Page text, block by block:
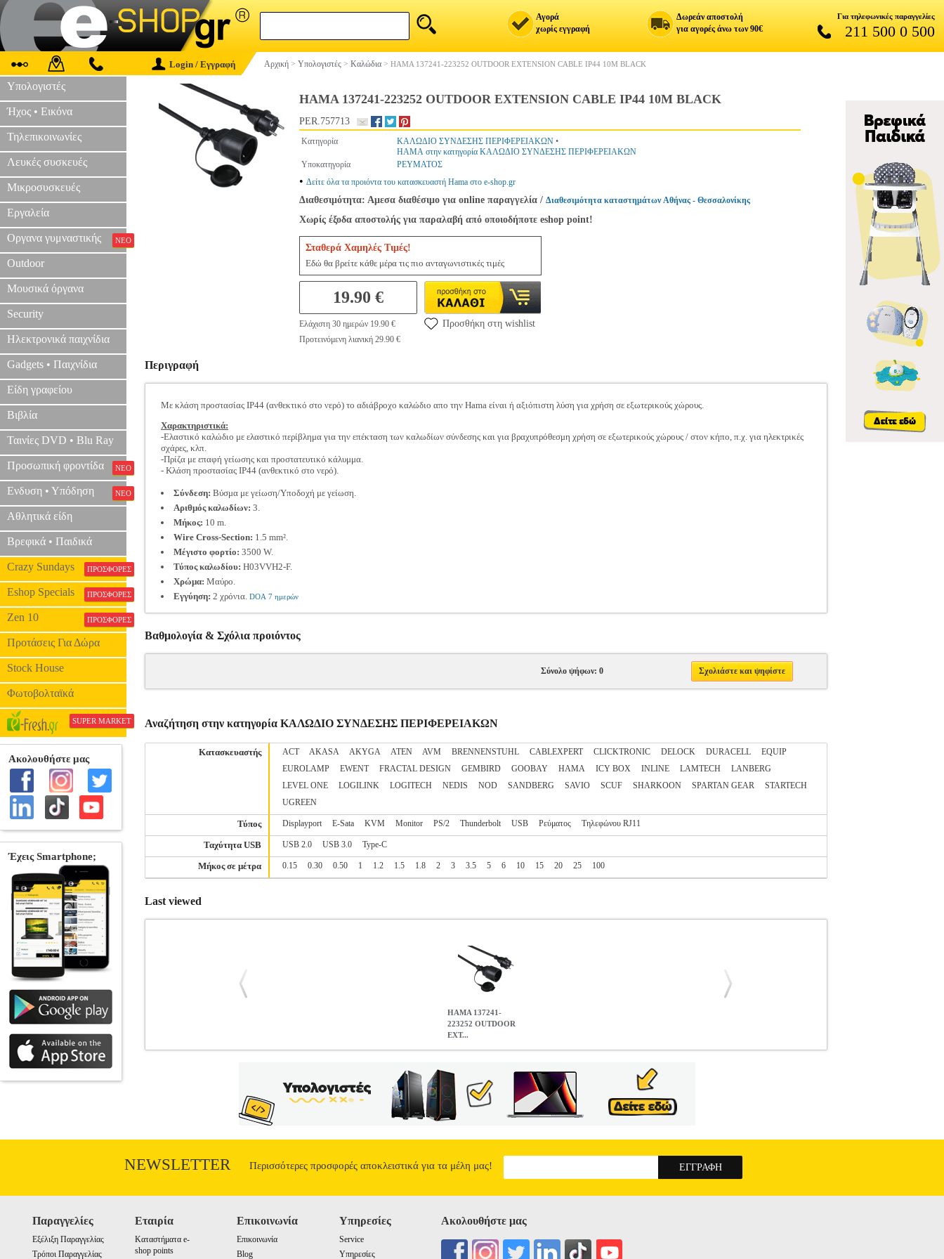
Αγορά
χωρίς εγγραφή
Δωρεάν αποστολή
για αγορές άνω των 90€
Για τηλεφωνικές παραγγελίες
211 500 0 500
Login / Εγγραφή Αρχική > Υπολογιστές > Καλώδια > HAMA 137241-223252 OUTDOOR EXTENSION CABLE IP44 10M BLACK
Υπολογιστές
Ήχος • Εικόνα
Τηλεπικοινωνίες
Λευκές συσκευές
Μικροσυσκευές
Εργαλεία
Οργανα γυμναστικής ΝΕΟ
Outdoor
Μουσικά όργανα
Security
Ηλεκτρονικά παιχνίδια
Gadgets • Παιχνίδια
Είδη γραφείου
Βιβλία
Ταινίες DVD • Blu Ray
Προσωπική φροντίδα ΝΕΟ
Ενδυση • Υπόδηση ΝΕΟ
Αθλητικά είδη
Βρεφικά • Παιδικά
Crazy Sundays ΠΡΟΣΦΟΡΕΣ
Eshop Specials ΠΡΟΣΦΟΡΕΣ
Zen 10 ΠΡΟΣΦΟΡΕΣ
Προτάσεις Για Δώρα
Stock House
Φωτοβολταϊκά
SUPER MARKET
HAMA 137241-223252 OUTDOOR EXTENSION CABLE IP44 10M BLACK
PER.757713
Κατηγορία ΚΑΛΩΔΙΟ ΣΥΝΔΕΣΗΣ ΠΕΡΙΦΕΡΕΙΑΚΩΝ •
HAMA στην κατηγορία ΚΑΛΩΔΙΟ ΣΥΝΔΕΣΗΣ ΠΕΡΙΦΕΡΕΙΑΚΩΝ
Υποκατηγορία
ΡΕΥΜΑΤΟΣ
• Δείτε όλα τα προιόντα του κατασκευαστή Hama στο e-shop.gr
Διαθεσιμότητα: Αμεσα διαθέσιμο για online παραγγελία / Διαθεσιμότητα καταστημάτων Αθήνας - Θεσσαλονίκης
Χωρίς έξοδα αποστολής για παραλαβή από οποιοδήποτε eshop point!
Σταθερά Χαμηλές Τιμές!
Εδώ θα βρείτε κάθε μέρα τις πιο ανταγωνιστικές τιμές
19.90 €
Ελάχιστη 30 ημερών 19.90 €
Προτεινόμενη λιανική 29.90 €
Προσθήκη στη wishlist
Περιγραφή
Με κλάση προστασίας IP44 (ανθεκτικό στο νερό) το αδιάβροχο καλώδιο απο την Hama είναι ή αξιόπιστη λύση για χρήση σε εξωτερικούς χώρους.
Χαρακτηριστικά:
-Ελαστικό καλώδιο με ελαστικό περίβλημα για την επέκταση των καλωδίων σύνδεσης και για βραχυπρόθεσμη χρήση σε εξωτερικούς χώρους / στον κήπο, π.χ. για ηλεκτρικές
σχάρες, κλπ.
-Πρίζα με επαφή γείωσης και προστατευτικό κάλυμμα.
- Κλάση προστασίας IP44 (ανθεκτικό στο νερό).
Σύνδεση: Βύσμα με γείωση/Υποδοχή με γείωση.
Αριθμός καλωδίων: 3.
Μήκος: 10 m.
Wire Cross-Section: 1.5 mm².
Μέγιστο φορτίο: 3500 W.
Τύπος καλωδίου: H03VVH2-F.
Χρώμα: Μαύρο.
Εγγύηση: 2 χρόνια. DOA 7 ημερών
Βαθμολογία & Σχόλια προιόντος
Σύνολο ψήφων: 0 Σχολιάστε και ψηφίστε
Αναζήτηση στην κατηγορία ΚΑΛΩΔΙΟ ΣΥΝΔΕΣΗΣ ΠΕΡΙΦΕΡΕΙΑΚΩΝ
Κατασκευαστής ACT AKASA AKYGA ATEN AVM BRENNENSTUHL CABLEXPERT CLICKTRONIC DELOCK DURACELL
EQUIP
EUROLAMP
EWENT FRACTAL DESIGN GEMBIRD GOOBAY HAMA ICY BOX INLINE LAMTECH
LANBERG
LEVEL ONE
LOGILINK LOGITECH NEDIS NOD SANDBERG SAVIO SCUF SHARKOON SPARTAN GEAR
STARTECH
UGREEN
Τύπος Displayport E-Sata KVM Monitor PS/2 Thunderbolt USB Ρεύματος Τηλεφώνου RJ11
Ταχύτητα USB USB 2.0 USB 3.0 Type-C
Μήκος σε μέτρα 0.15 0.30 0.50 1 1.2 1.5 1.8 2 3 3.5 5 6 10 15 20 25 100
Last viewed
HAMA 137241-
223252 OUTDOOR
EXT...
Κατηγορία: ΚΑΛΩΔΙΟ ΣΥΝΔΕΣΗΣ ΠΕΡΙΦΕΡΕΙΑΚΩΝ •HAMA στην κατηγορία ΚΑΛΩΔΙΟ ΣΥΝΔΕΣΗΣ ΠΕΡΙΦΕΡΕΙΑΚΩΝ Με
κλάση προστασίας IP44 (ανθεκτικό στο νερό) το αδιάβροχο καλώδιο απο την Hama είναι ή αξιόπιστη λύση για χρήση σε εξωτερικούς χώρους. Χαρακτηριστικά:
-Ελαστικό καλώδιο με ελαστικό περίβλημα για την επέκταση των καλωδίων σύνδεσης και για βραχυπρόθεσμη χρήση σε εξωτερικούς χώρους / στον κήπο, π.χ.
για ηλεκτρικές σχάρες, κλπ. -Πρίζα με επαφή γείωσης και προστατευτικό κάλυμμα. - Κλάση προστασίας IP44 (ανθεκτικό στο νερό). • Σύνδεση: Βύσμα με
γείωση/Υποδοχή με γείωση.• Αριθμός καλωδίων: 3.• Μήκος: 10 m.• Wire Cross-Section: 1.5 mm².• Μέγιστο φορτίο: 3500 W.• Τύπος καλωδίου: H03VVH2-F.•
NEWSLETTER Περισσότερες προσφορές αποκλειστικά για τα μέλη μας!
Παραγγελίες
Εξέλιξη Παραγγελίας
Τρόποι Παραγγελίας
Εταιρία
Καταστήματα e-
shop points
Επικοινωνία
Επικοινωνία
Blog
Υπηρεσίες
Service
Υπηρεσίες
Ακολουθήστε μας